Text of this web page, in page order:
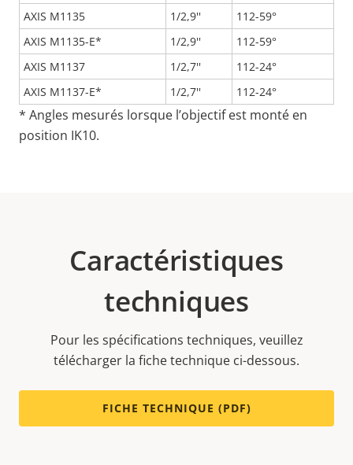
AXIS M1135
1/2,9''
112-59°
AXIS M1135-E*
1/2,9''
112-59°
AXIS M1137
1/2,7''
112-24°
AXIS M1137-E*
1/2,7'' 112-24°
* Angles mesurés lorsque l’objectif est monté en
position IK10.
Caractéristiques
techniques
Pour les spécifications techniques, veuillez
télécharger la fiche technique ci-dessous.
FICHE TECHNIQUE (PDF)